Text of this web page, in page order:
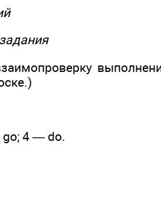
4 — do.